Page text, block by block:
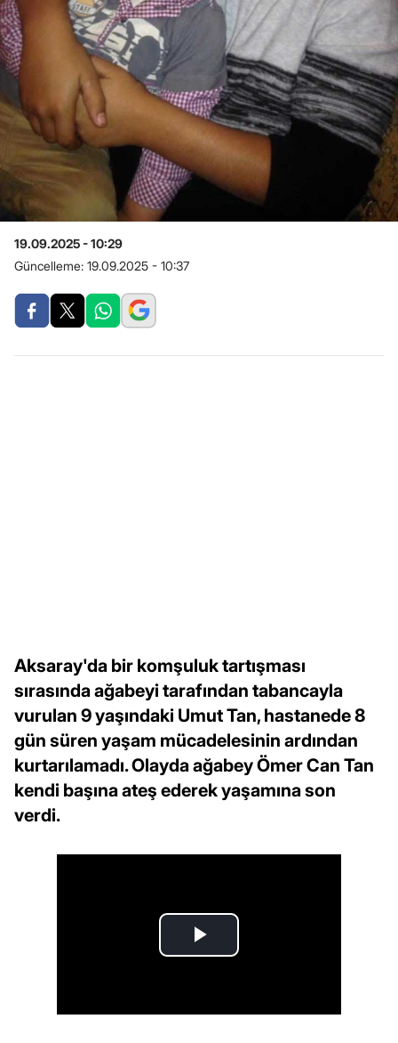
19.09.2025 - 10:29
Güncelleme: 19.09.2025 - 10:37
Aksaray'da bir komşuluk tartışması
sırasında ağabeyi tarafından tabancayla
vurulan 9 yaşındaki Umut Tan, hastanede 8
gün süren yaşam mücadelesinin ardından
kurtarılamadı. Olayda ağabey Ömer Can Tan
kendi başına ateş ederek yaşamına son
verdi.